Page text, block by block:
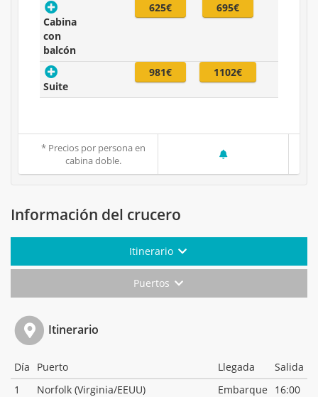
Cabina
con
balcón
625€ 695€
Suite
981€ 1102€
* Precios por persona en
cabina doble.
Información del crucero
Itinerario
Puertos
Itinerario
Día Puerto Llegada
Salida
1
Norfolk (Virginia/EEUU) Embarque
16:00